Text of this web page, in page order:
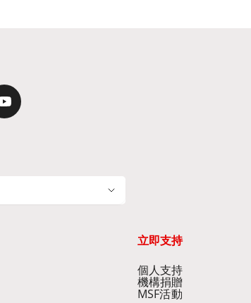
立即支持
個人支持
機構捐贈
MSF活動